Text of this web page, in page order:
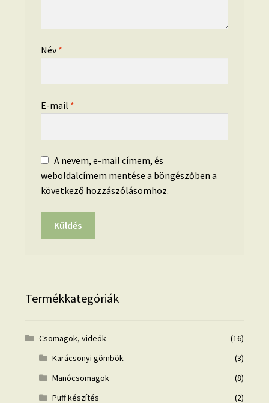
Név*
E-mail *
A nevem, e-mail címem, és
weboldalcímem mentése a böngészőben a
következő hozzászólásomhoz.
Termékkategóriák
Csomagok, videók
(16)
Karácsonyi gömbök
(3)
Manócsomagok
(8)
Puff készítés
(2)